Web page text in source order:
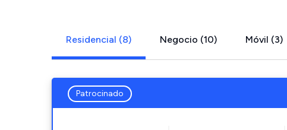
Residencial (8) Negocio (10) Móvil (3)
Patrocinado